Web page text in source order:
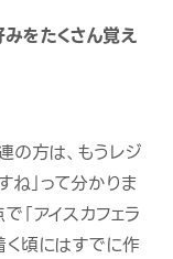
をたくさん覚え
の方は、もうレジ
ね」って分かりま
「アイスカフェラ
く頃にはすでに作